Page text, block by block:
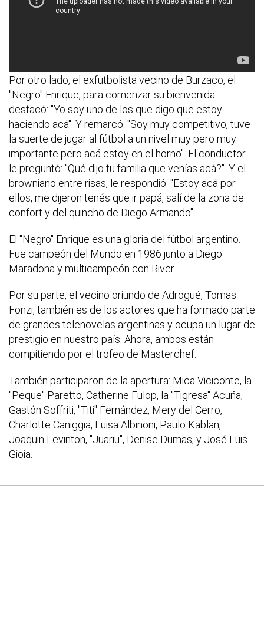
Por otro lado, el exfutbolista vecino de Burzaco, el
"Negro" Enrique, para comenzar su bienvenida
destacó: "Yo soy uno de los que digo que estoy
haciendo acá". Y remarcó: "Soy muy competitivo, tuve
la suerte de jugar al fútbol a un nivel muy pero muy
importante pero acá estoy en el horno". El conductor
le preguntó: "Qué dijo tu familia que venías acá?". Y el
browniano entre risas, le respondió: "Estoy acá por
ellos, me dijeron tenés que ir papá, salí de la zona de
confort y del quincho de Diego Armando".
El "Negro" Enrique es una gloria del fútbol argentino.
Fue campeón del Mundo en 1986 junto a Diego
Maradona y multicampeón con River.
Por su parte, el vecino oriundo de Adrogué, Tomas
Fonzi, también es de los actores que ha formado parte
de grandes telenovelas argentinas y ocupa un lugar de
prestigio en nuestro país. Ahora, ambos están
compitiendo por el trofeo de Masterchef.
También participaron de la apertura: Mica Viciconte, la
"Peque" Paretto, Catherine Fulop, la "Tigresa" Acuña,
Gastón Soffriti, "Titi" Fernández, Mery del Cerro,
Charlotte Caniggia, Luisa Albinoni, Paulo Kablan,
Joaquin Levinton, "Juariu", Denise Dumas, y José Luis
Gioia.